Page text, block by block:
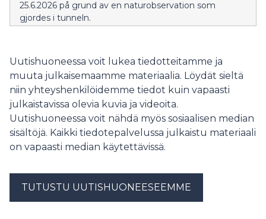
25.6.2026 på grund av en naturobservation som
gjordes i tunneln.
Uutishuoneessa voit lukea tiedotteitamme ja
muuta julkaisemaamme materiaalia. Löydät sieltä
niin yhteyshenkilöidemme tiedot kuin vapaasti
julkaistavissa olevia kuvia ja videoita.
Uutishuoneessa voit nähdä myös sosiaalisen median
sisältöjä. Kaikki tiedotepalvelussa julkaistu materiaali
on vapaasti median käytettävissä.
TUTUSTU UUTISHUONEESEEMME